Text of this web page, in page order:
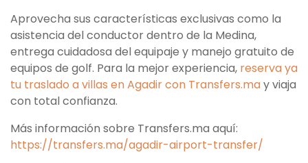
Aprovecha sus características exclusivas como la
asistencia del conductor dentro de la Medina,
entrega cuidadosa del equipaje y manejo gratuito de
equipos de golf. Para la mejor experiencia, reserva ya
tu traslado a villas en Agadir con Transfers.may viaja
con total confianza.
Más información sobre Transfers.ma aquí:
https://transfers.ma/agadir-airport-transfer/